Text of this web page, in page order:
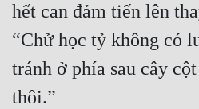
hết can đảm tiến lên
“Chử học tỷ không có
tránh ở phía sau cây
thôi.”